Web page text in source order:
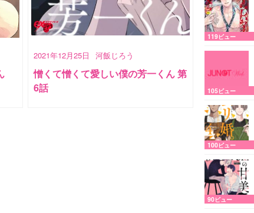
2021年12月25日 河飯じろう
憎くて憎くて愛しい僕の芳一くん 第
6話
119ビュー
105ビュー
100ビュー
90ビュー